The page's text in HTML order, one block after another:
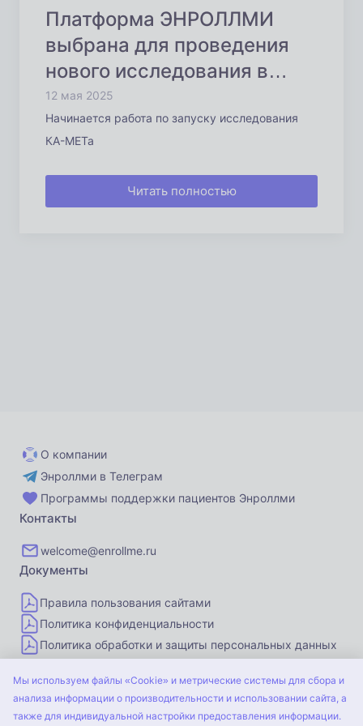
Платформа ЭНРОЛЛМИ
выбрана для проведения
нового исследования в
онкологии
12 мая 2025
Начинается работа по запуску исследования
КА-МЕТа
Читать полностью
О компании
Энроллми в Телеграм
Программы поддержки пациентов Энроллми
Контакты
welcome@enrollme.ru
Документы
Правила пользования сайтами
Политика конфиденциальности
Политика обработки и защиты персональных данных
Энроллми
Мы используем файлы «Cookie» и метрические системы для сбора и
анализа информации о производительности и использовании сайта, а
также для индивидуальной настройки предоставления информации.